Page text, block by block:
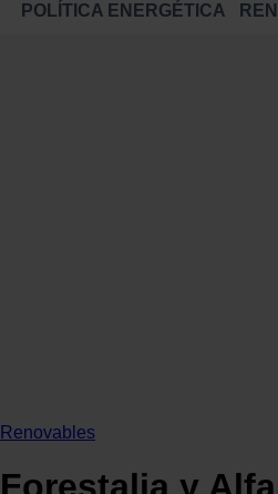
POLÍTICA ENERGÉTICA
Renovables